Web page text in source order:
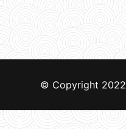
© Copyright 2022